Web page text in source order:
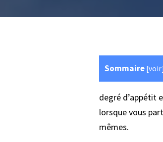
Sommaire [voir]
degré d’appétit
lorsque vous
mêmes.